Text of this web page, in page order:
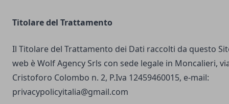
Titolare del Trattamento
Il Titolare del Trattamento dei Dati raccolti da questo
web è Wolf Agency Srls con sede legale in Moncalieri,
Cristoforo Colombo n. 2, P.Iva 12459460015, e-mail:
privacypolicyitalia@gmail.com